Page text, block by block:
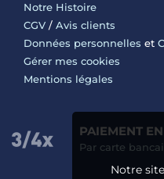
Notre Histoire
CGV / Avis clients
Données personnelles et
Gérer mes cookies
Mentions légales
PAIEMENT
Par carte
Notre